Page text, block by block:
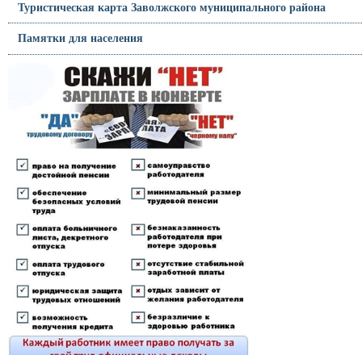
Туристическая карта Заволжского муниципального района
Памятки для населения